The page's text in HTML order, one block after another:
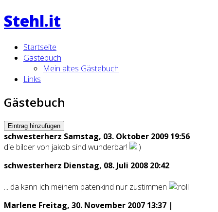
Stehl.it
Startseite
Gästebuch
Mein altes Gästebuch
Links
Gästebuch
Eintrag hinzufügen
schwesterherz Samstag, 03. Oktober 2009 19:56
die bilder von jakob sind wunderbar!
schwesterherz Dienstag, 08. Juli 2008 20:42
... da kann ich meinem patenkind nur zustimmen
Marlene Freitag, 30. November 2007 13:37 |